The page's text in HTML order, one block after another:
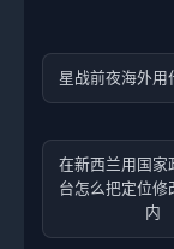
星战前夜海外用
在新西兰用国家
台怎么把定位修
内